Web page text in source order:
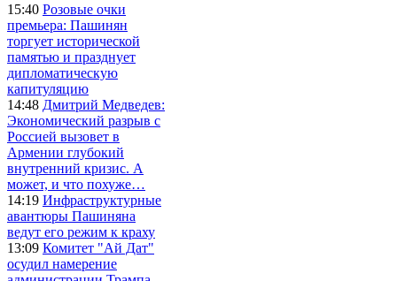
15:40 Розовые очки
премьера: Пашинян
торгует исторической
памятью и празднует
дипломатическую
капитуляцию
14:48 Дмитрий Медведев:
Экономический разрыв с
Россией вызовет в
Армении глубокий
внутренний кризис. А
может, и что похуже…
14:19 Инфраструктурные
авантюры Пашиняна
ведут его режим к краху
13:09 Комитет "Ай Дат"
осудил намерение